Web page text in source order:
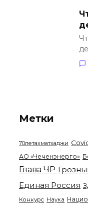
Метки
70летахматхаджи
АО «Чеченэнерго»
Глава ЧР
Единая Россия
Конкурс Наука